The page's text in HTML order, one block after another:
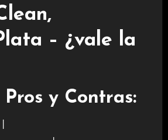
– ¿vale la
Pros y Contras: